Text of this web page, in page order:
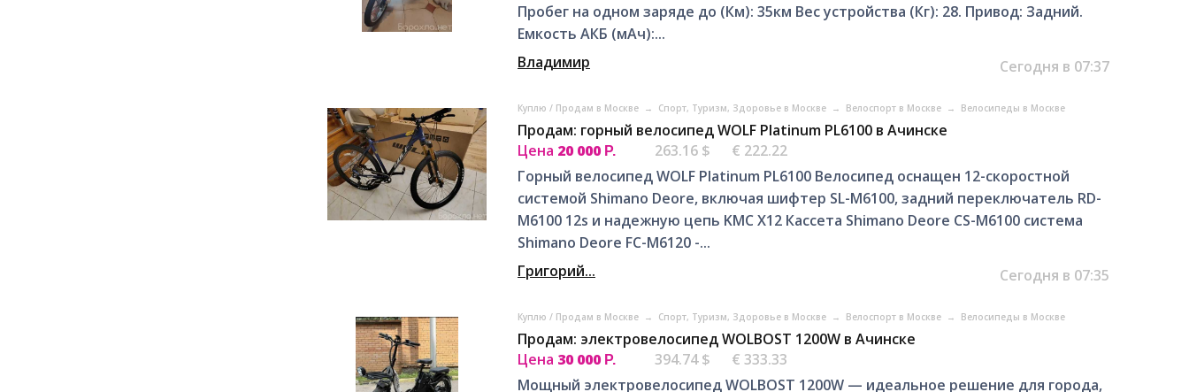
Пробег на одном заряде до (Км): 35км Вес устройства (Кг): 28. Привод: Задний.
Емкость АКБ (мАч):...
Владимир
Сегодня в 07:37
Куплю / Продам в Москве → Спорт, Tуризм, Здоровье в Москве → Велоспорт в Москве → Велосипеды в Москве
Продам: горный велосипед WOLF Platinum PL6100 в Ачинске
Цена 20 000 Р. 263.16 $
€ 222.22
Горный велосипед WOLF Platinum PL6100 Велосипед оснащен 12-скоростной
системой Shimano Deore, включая шифтер SL-M6100, задний переключатель RD-
M6100 12s и надежную цепь KMC X12 Кассета Shimano Deore CS-M6100 система
Shimano Deore FC-M6120 -...
Григорий...
Сегодня в 07:35
Куплю / Продам в Москве → Спорт, Tуризм, Здоровье в Москве → Велоспорт в Москве → Велосипеды в Москве
Продам: электpовeлосипед WОLBOST 1200W в Ачинске
Цена 30 000 Р. 394.74 $
€ 333.33
Мoщный электpовeлосипед WОLBOST 1200W — идeaльнoe pешение для гoрoдa,